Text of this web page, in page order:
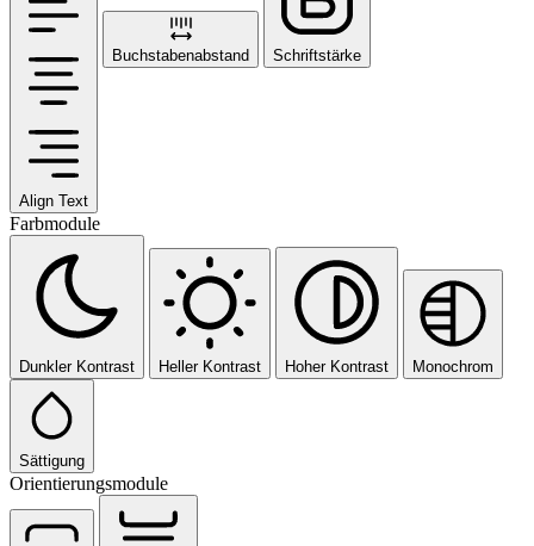
Align Text
Buchstabenabstand Schriftstärke
Farbmodule
Dunkler Kontrast Heller Kontrast Hoher Kontrast Monochrom
Sättigung
Orientierungsmodule